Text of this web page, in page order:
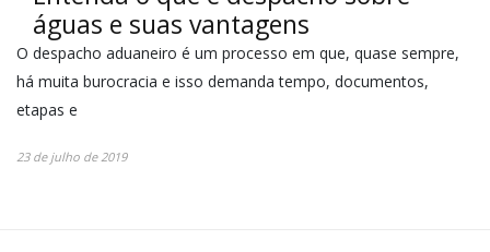
águas e suas vantagens
O despacho aduaneiro é um processo em que, quase sempre,
há muita burocracia e isso demanda tempo, documentos,
etapas e
23 de julho de 2019